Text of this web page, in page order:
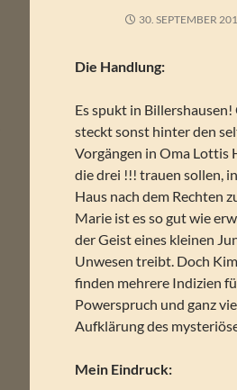
30. SEPTEMBER
Die Handlung:
Es spukt in Billershausen!
steckt sonst hinter den
Vorgängen in Oma Lottis
die drei !!! trauen sollen,
Haus nach dem Rechten
Marie ist es so gut wie
der Geist eines kleinen
Unwesen treibt. Doch
finden mehrere Indizien
Powerspruch und ganz
Aufklärung des
Mein Eindruck: